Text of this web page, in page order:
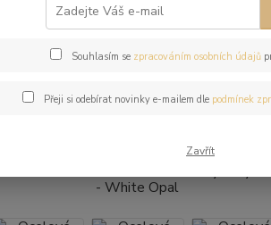
Ocelové visací náušnice
visací náušnice
Souhlasím se zpracováním osobních údajů
Přeji si odebírat novinky e-mailem dle podmínek
Zavřít